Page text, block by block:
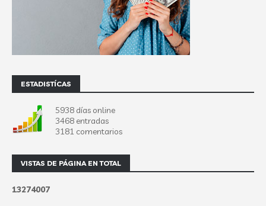
ESTADISTÍCAS
5938 días online
3468 entradas
3181 comentarios
VISTAS DE PÁGINA EN TOTAL
13274007